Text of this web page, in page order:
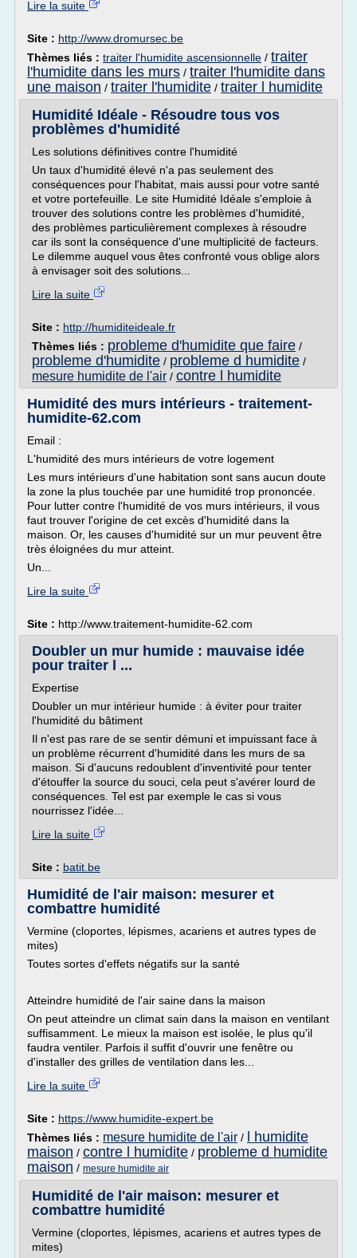
Lire la suite
Site : http://www.dromursec.be
Thèmes liés : traiter l'humidite ascensionnelle / traiter
l'humidite dans les murs / traiter l'humidite dans
une maison / traiter l'humidite / traiter l humidite
Humidité Idéale - Résoudre tous vos
problèmes d'humidité
Les solutions définitives contre l'humidité
Un taux d'humidité élevé n'a pas seulement des
conséquences pour l'habitat, mais aussi pour votre santé
et votre portefeuille. Le site Humidité Idéale s'emploie à
trouver des solutions contre les problèmes d'humidité,
des problèmes particulièrement complexes à résoudre
car ils sont la conséquence d'une multiplicité de facteurs.
Le dilemme auquel vous êtes confronté vous oblige alors
à envisager soit des solutions...
Lire la suite
Site : http://humiditeideale.fr
Thèmes liés : probleme d'humidite que faire /
probleme d'humidite / probleme d humidite /
mesure humidite de l'air / contre l humidite
Humidité des murs intérieurs - traitement-
humidite-62.com
Email :
L'humidité des murs intérieurs de votre logement
Les murs intérieurs d'une habitation sont sans aucun doute
la zone la plus touchée par une humidité trop prononcée.
Pour lutter contre l'humidité de vos murs intérieurs, il vous
faut trouver l'origine de cet excès d'humidité dans la
maison. Or, les causes d'humidité sur un mur peuvent être
très éloignées du mur atteint.
Un...
Lire la suite
Site : http://www.traitement-humidite-62.com
Doubler un mur humide : mauvaise idée
pour traiter l ...
Expertise
Doubler un mur intérieur humide : à éviter pour traiter
l'humidité du bâtiment
Il n'est pas rare de se sentir démuni et impuissant face à
un problème récurrent d'humidité dans les murs de sa
maison. Si d'aucuns redoublent d'inventivité pour tenter
d'étouffer la source du souci, cela peut s'avérer lourd de
conséquences. Tel est par exemple le cas si vous
nourrissez l'idée...
Lire la suite
Site : batit.be
Humidité de l'air maison: mesurer et
combattre humidité
Vermine (cloportes, lépismes, acariens et autres types de
mites)
Toutes sortes d'effets négatifs sur la santé
Atteindre humidité de l'air saine dans la maison
On peut atteindre un climat sain dans la maison en ventilant
suffisamment. Le mieux la maison est isolée, le plus qu'il
faudra ventiler. Parfois il suffit d'ouvrir une fenêtre ou
d'installer des grilles de ventilation dans les...
Lire la suite
Site : https://www.humidite-expert.be
Thèmes liés : mesure humidite de l'air /
l humidite
maison / contre l humidite / probleme d humidite
maison / mesure humidite air
Humidité de l'air maison: mesurer et
combattre humidité
Vermine (cloportes, lépismes, acariens et autres types de
mites)